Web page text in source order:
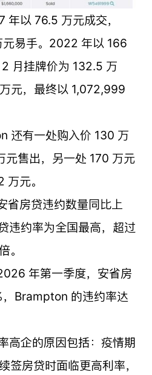
年以 76.5 万元成交，
易手。2022 年以 166
月挂牌价为 132.5 万
元，最终以 1,072,999
还有一处购入价 130 万
元售出，另一处 170 万元
元。
省房贷违约数量同比上
违约率为全国最高，超过
。
年第一季度，安省房
Brampton 的违约率达
高企的原因包括：疫情期
签房贷时面临更高利率，